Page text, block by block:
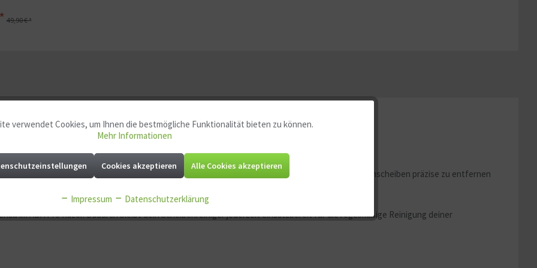
49,90 € *
- 2 Stk."
ADA Pro Razor
ADA Pro Razor Scheibenreiniger. Sie wurden entwickelt, um Beläge und Ablagerungen von Aquarienscheiben präzise zu entfernen
im ADA Pro Razor. Dadurch bleibt dein Scheibenreiniger jederzeit einsatzbereit für die regelmäßige Reinigung deiner
Aktiv
verwendet Cookies, um Ihnen die bestmögliche Funktionalität bieten zu können.
Mehr Informationen
Cookies akzeptieren Alle Cookies akzeptieren
Impressum Datenschutzerklärung